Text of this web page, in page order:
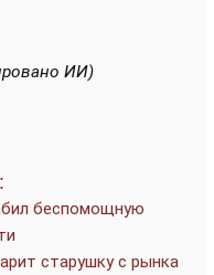
ИИ)
беспомощную
старушку с рынка